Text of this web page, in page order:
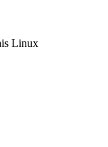
Linux